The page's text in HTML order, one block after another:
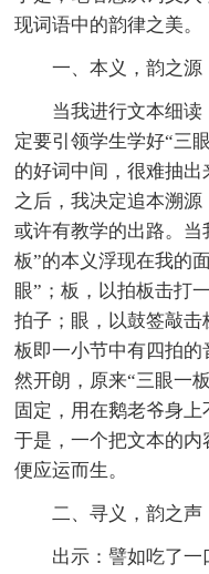
现词语中的韵律之美。
一、本义，韵之源
当我进行文本细
定要引领学生学好“三
的好词中间，很难抽
之后，我决定追本溯源
或许有教学的出路。
板”的本义浮现在我的
眼”；板，以拍板击打
拍子；眼，以鼓签敲
板即一小节中有四拍
然开朗，原来“三眼一
固定，用在鹅老爷身
于是，一个把文本的
便应运而生。
二、寻义，韵之声
出示：譬如吃了